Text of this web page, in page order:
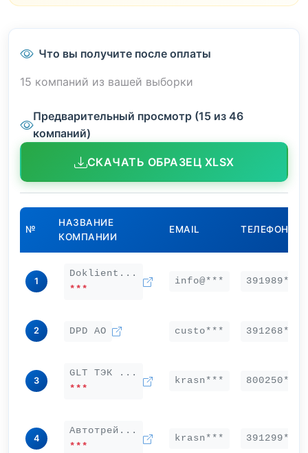
Что вы получите после оплаты
15 компаний из вашей выборки
Предварительный просмотр (15 из 46
компаний)
СКАЧАТЬ ОБРАЗЕЦ XLSX
№
НАЗВАНИЕ
КОМПАНИИ
EMAIL ТЕЛЕФОН
1
Doklient...
***
info@*** 391989***
2 DPD АО custo*** 391268***
3
GLT ТЭК ...
***
krasn*** 800250***
4
Автотрей...
***
krasn*** 391299***